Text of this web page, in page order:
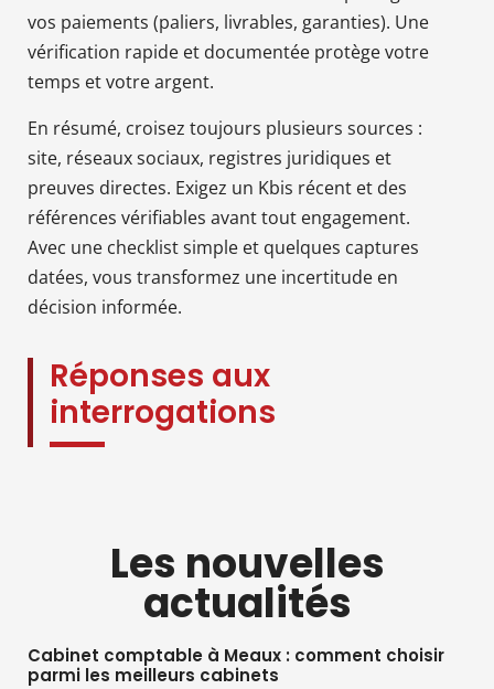
vos paiements (paliers, livrables, garanties). Une
vérification rapide et documentée protège votre
temps et votre argent.
En résumé, croisez toujours plusieurs sources :
site, réseaux sociaux, registres juridiques et
preuves directes. Exigez un Kbis récent et des
références vérifiables avant tout engagement.
Avec une checklist simple et quelques captures
datées, vous transformez une incertitude en
décision informée.
Réponses aux
interrogations
Les nouvelles
actualités
Cabinet comptable à Meaux : comment choisir
parmi les meilleurs cabinets